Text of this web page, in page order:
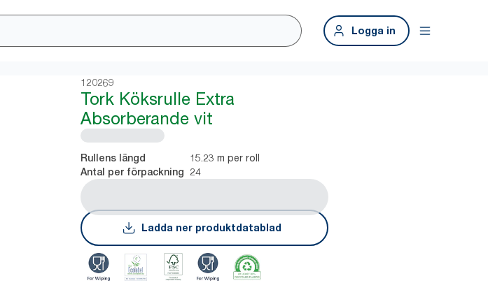
Logga in
120269
Tork Köksrulle Extra
Absorberande vit
Rullens längd 15.23 m per roll
Antal per förpackning 24
Ladda ner produktdatablad